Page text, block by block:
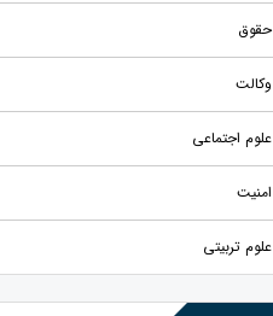
حقوق
وکالت
علوم اجتماعی
امنیت
علوم تربیتی